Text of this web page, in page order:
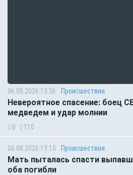
06.08.2026 13:36 Происшествия
Невероятное спасение: боец
медведем и удар молнии
0 110
06.08.2026 13:15 Происшествия
Мать пыталась спасти
оба погибли